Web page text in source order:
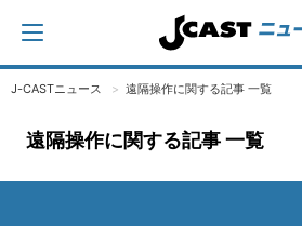
J-CASTニュース 遠隔操作に関する記事 一覧
遠隔操作に関する記事 一覧